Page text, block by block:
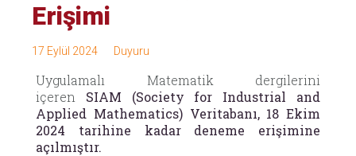
Erişimi
17 Eylül 2024 Duyuru
Uygulamalı Matematik dergilerini
içeren SIAM (Society for Industrial and
Applied Mathematics) Veritabanı, 18 Ekim
2024 tarihine kadar deneme erişimine
açılmıştır.